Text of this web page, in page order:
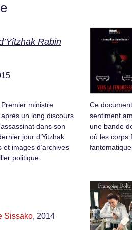
Rabin
ministre
un long discours
dans son
jour d’Yitzhak
images d’archives
politique.
Ce
sentiment
une bande
où les corps
Sissako, 2014